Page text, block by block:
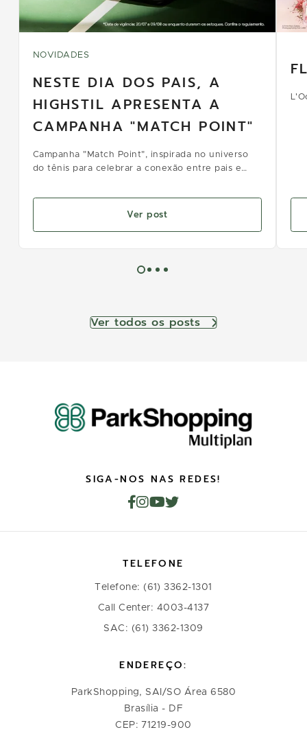
Ver todos os posts
NOVIDADES
NESTE DIA DOS PAIS, A
HIGHSTIL APRESENTA A
CAMPANHA "MATCH POINT"
Campanha "Match Point", inspirada no universo
do tênis para celebrar a conexão entre pais e
Ver post
SIGA-NOS NAS REDES!
TELEFONE
Telefone: (61) 3362-1301
Call Center: 4003-4137
SAC: (61) 3362-1309
ENDEREÇO:
ParkShopping, SAI/SO Área 6580
Brasília - DF
CEP: 71219-900